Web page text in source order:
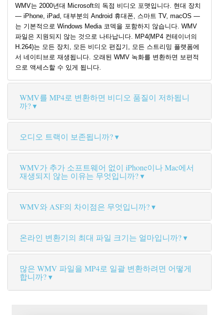
WMV는 2000년대 Microsoft의 독점 비디오 포맷입니다. 현대 장치
— iPhone, iPad, 대부분의 Android 휴대폰, 스마트 TV, macOS —
는 기본적으로 Windows Media 코덱을 포함하지 않습니다. WMV
파일은 지원되지 않는 것으로 나타납니다. MP4(MP4 컨테이너의
H.264)는 모든 장치, 모든 비디오 편집기, 모든 스트리밍 플랫폼에
서 네이티브로 재생됩니다. 오래된 WMV 녹화를 변환하면 보편적
으로 액세스할 수 있게 됩니다.
WMV를 MP4로 변환하면 비디오 품질이 저하됩니
까?
오디오 트랙이 보존됩니까?
WMV가 추가 소프트웨어 없이 iPhone이나 Mac에서
재생되지 않는 이유는 무엇입니까?
WMV와 ASF의 차이점은 무엇입니까?
온라인 변환기의 최대 파일 크기는 얼마입니까?
많은 WMV 파일을 MP4로 일괄 변환하려면 어떻게
합니까?